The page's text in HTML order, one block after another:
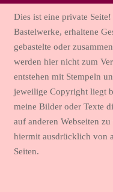
Dies ist eine private
Bastelwerke, erhaltene
gebastelte oder
werden hier nicht zum
entstehen mit Stempeln
jeweilige Copyright liegt
meine Bilder oder Texte
auf anderen Webseiten
hiermit ausdrücklich von
Seiten.